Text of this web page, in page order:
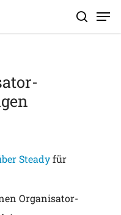
Steadyfür
Organisator-